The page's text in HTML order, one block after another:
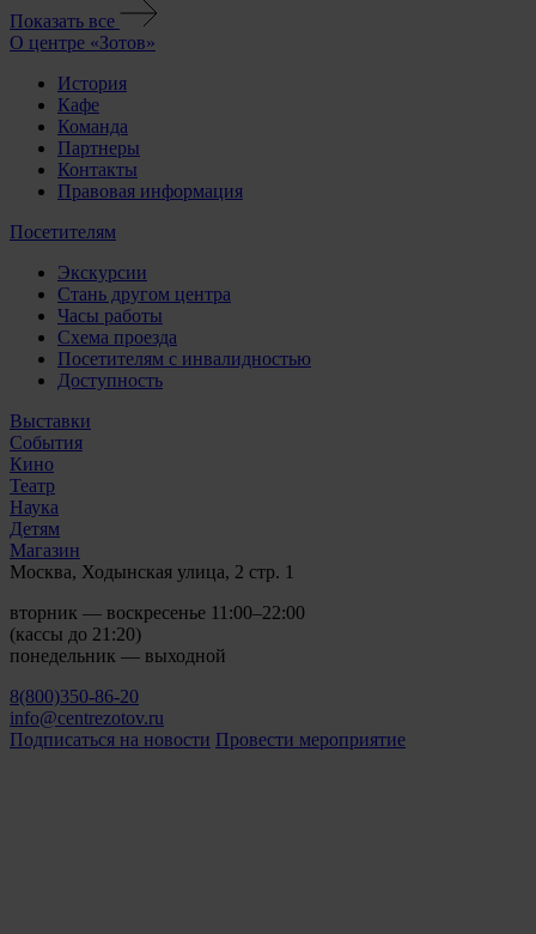
Показать все
О центре «Зотов»
История
Кафе
Команда
Партнеры
Контакты
Правовая информация
Посетителям
Экскурсии
Стань другом центра
Часы работы
Схема проезда
Посетителям с инвалидностью
Доступность
Выставки
События
Кино
Театр
Наука
Детям
Магазин
Москва, Ходынская улица, 2 стр. 1
вторник — воскресенье 11:00–22:00
(кассы до 21:20)
понедельник — выходной
8(800)350-86-20
info@centrezotov.ru
Подписаться на новости Провести мероприятие